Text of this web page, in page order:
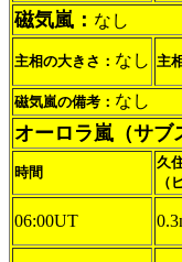
磁気嵐： なし
主相の大きさ： なし 主
磁気嵐の備考： なし
オーロラ嵐（サブ
時間
久
（
06:00UT